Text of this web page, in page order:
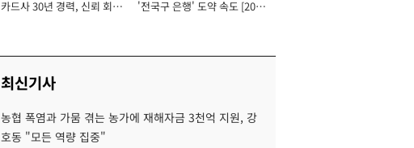
카드사 30년 경력, 신뢰 회복
'전국구 은행' 도약 속도 [2026
최신기사
농협 폭염과 가뭄 겪는 농가에 재해자금 3천억 지원, 강
호동 "모든 역량 집중"